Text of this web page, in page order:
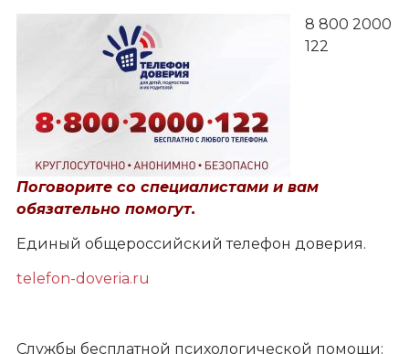
8 800 2000
122
Поговорите со специалистами и вам
обязательно помогут.
Единый общероссийский телефон доверия.
telefon-doveria.ru
Службы бесплатной психологической помощи: